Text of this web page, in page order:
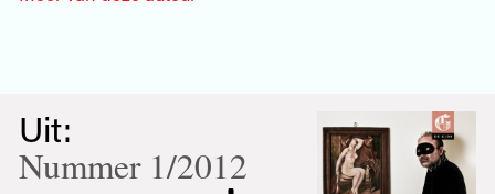
Uit:
Nummer 1/2012